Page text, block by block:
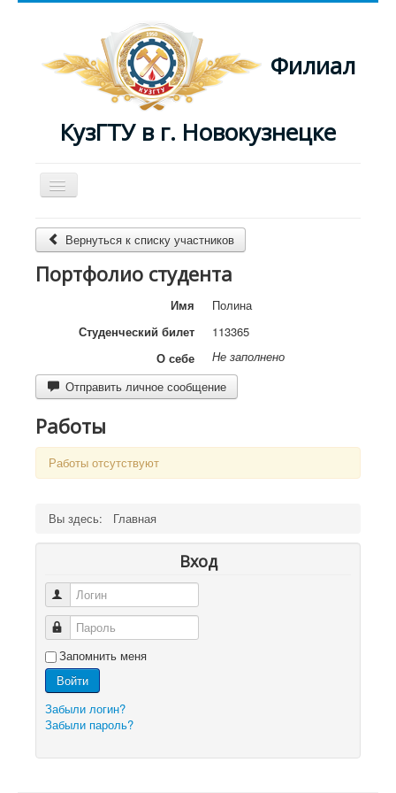
Филиал
КузГТУ в г. Новокузнецке
Включить/
выключить
Главная
Журнал
Вернуться к списку участников
Портфолио студента
Имя
Полина
Студенческий билет
113365
О себе
Не заполнено
Отправить личное сообщение
Работы
Работы отсутствуют
Вы здесь: Главная
Вход
Логин
Пароль
Запомнить меня
Войти
Забыли логин?
Забыли пароль?